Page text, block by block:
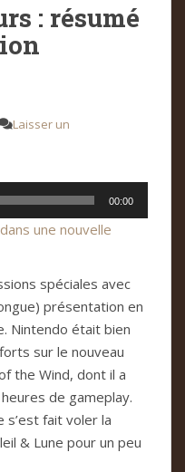
: résumé
Laisser un
00:00
une nouvelle
spéciales avec
présentation en
Nintendo était bien
sur le nouveau
the Wind, dont il a
de gameplay.
s’est fait voler la
& Lune pour un peu